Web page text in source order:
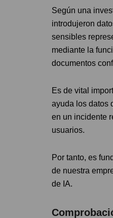
Según una
introdujeron
sensibles
mediante la
documentos
Es de vital
ayuda los datos
en un incidente
usuarios.
Por tanto, es
de nuestra
de IA.